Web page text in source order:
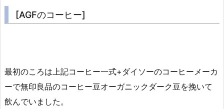
[AGFのコーヒー]
最初のころは上記コーヒー一式+ダイソーのコーヒーメーカ
ーで無印良品のコーヒー豆オーガニックダーク豆を挽いて
飲んでいました。